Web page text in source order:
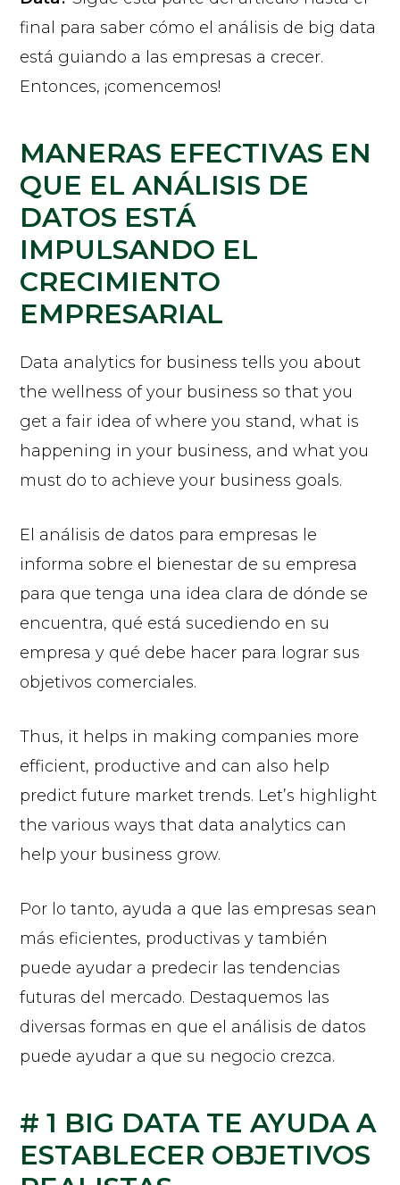
final para saber cómo el análisis de big data
está guiando a las empresas a crecer.
Entonces, ¡comencemos!
MANERAS EFECTIVAS EN
QUE EL ANÁLISIS DE
DATOS ESTÁ
IMPULSANDO EL
CRECIMIENTO
EMPRESARIAL
Data analytics for business tells you about
the wellness of your business so that you
get a fair idea of where you stand, what is
happening in your business, and what you
must do to achieve your business goals.
El análisis de datos para empresas le
informa sobre el bienestar de su empresa
para que tenga una idea clara de dónde se
encuentra, qué está sucediendo en su
empresa y qué debe hacer para lograr sus
objetivos comerciales.
Thus, it helps in making companies more
efficient, productive and can also help
predict future market trends. Let’s highlight
the various ways that data analytics can
help your business grow.
Por lo tanto, ayuda a que las empresas sean
más eficientes, productivas y también
puede ayudar a predecir las tendencias
futuras del mercado. Destaquemos las
diversas formas en que el análisis de datos
puede ayudar a que su negocio crezca.
# 1 BIG DATA TE AYUDA A
ESTABLECER OBJETIVOS